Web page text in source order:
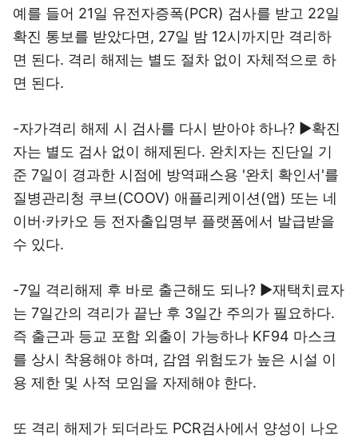
예를 들어 21일 유전자증폭(PCR) 검사를 받고 22일
확진 통보를 받았다면, 27일 밤 12시까지만 격리하
면 된다. 격리 해제는 별도 절차 없이 자체적으로 하
면 된다.
-자가격리 해제 시 검사를 다시 받아야 하나? ▶확진
자는 별도 검사 없이 해제된다. 완치자는 진단일 기
준 7일이 경과한 시점에 방역패스용 '완치 확인서'를
질병관리청 쿠브(COOV) 애플리케이션(앱) 또는 네
이버·카카오 등 전자출입명부 플랫폼에서 발급받을
수 있다.
-7일 격리해제 후 바로 출근해도 되나? ▶재택치료자
는 7일간의 격리가 끝난 후 3일간 주의가 필요하다.
즉 출근과 등교 포함 외출이 가능하나 KF94 마스크
를 상시 착용해야 하며, 감염 위험도가 높은 시설 이
용 제한 및 사적 모임을 자제해야 한다.
또 격리 해제가 되더라도 PCR검사에서 양성이 나오